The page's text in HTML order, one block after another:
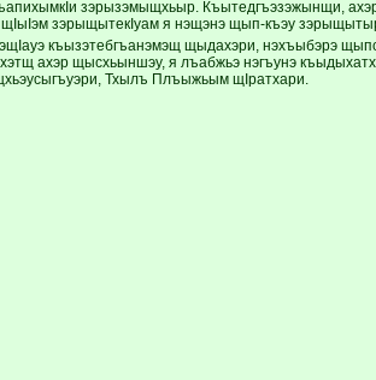
къапихымкIи зэрызэмыщхьыр. Къытедгъэзэжынщи,
щIыIэм зэрыщытекIуам я нэщэнэ щып-къэу
къызэтебгъанэмэщ щыдахэри, нэхъыбэрэ
ахэр щысхьыншэу, я лъабжьэ нэгъунэ
Тхылъ Плъыжьым щIратхари.